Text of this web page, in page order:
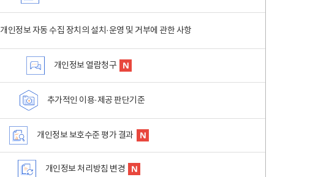
개인정보 자동 수집 장치의 설치·운영 및 거부에 관한 사항
개인정보 열람청구
추가적인 이용·제공 판단기준
개인정보 보호수준 평가 결과
개인정보 처리방침 변경